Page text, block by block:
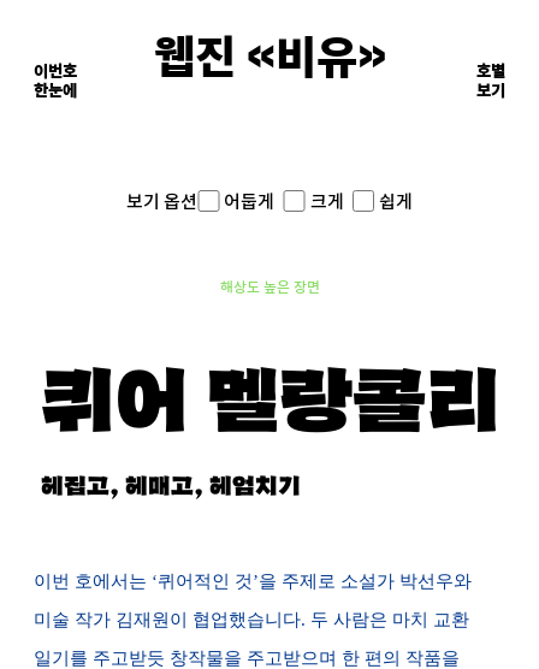
웹진 《비유》
이면의 장면들
이번호
한눈에
호별
보기
보기 옵션 어둡게 크게 쉽게
해상도 높은 장면
퀴어 멜랑콜리
헤집고, 헤매고, 헤엄치기
이번 호에서는 ‘퀴어적인 것’을 주제로 소설가 박선우와
미술 작가 김재원이 협업했습니다. 두 사람은 마치 교환
일기를 주고받듯 창작물을 주고받으며 한 편의 작품을